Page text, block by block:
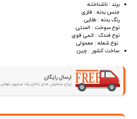
برند : ناشناخته
جنس بدنه : فلزی
رنگ بدنه : طلایی
نوع سوخت : المنتی
نوع فندک : اتمی قوی
نوع شعله : معمولی
ساخت کشور : چین
ارسال رایگان
برای سفارش های بالای یک میلیون تومان